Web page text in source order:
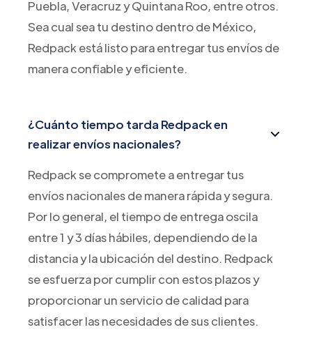
Puebla, Veracruz y Quintana Roo, entre otros.
Sea cual sea tu destino dentro de México,
Redpack está listo para entregar tus envíos de
manera confiable y eficiente.
¿Cuánto tiempo tarda Redpack en
realizar envíos nacionales?
Redpack se compromete a entregar tus
envíos nacionales de manera rápida y segura.
Por lo general, el tiempo de entrega oscila
entre 1 y 3 días hábiles, dependiendo de la
distancia y la ubicación del destino. Redpack
se esfuerza por cumplir con estos plazos y
proporcionar un servicio de calidad para
satisfacer las necesidades de sus clientes.